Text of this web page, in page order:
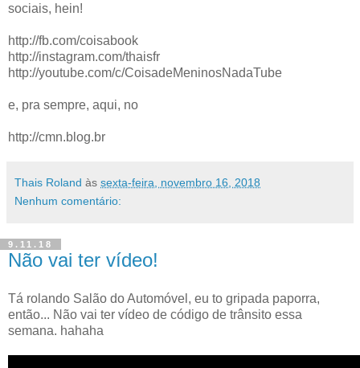
sociais, hein!
http://fb.com/coisabook
http://instagram.com/thaisfr
http://youtube.com/c/CoisadeMeninosNadaTube
e, pra sempre, aqui, no
http://cmn.blog.br
Thais Roland às sexta-feira, novembro 16, 2018
Nenhum comentário:
9.11.18
Não vai ter vídeo!
Tá rolando Salão do Automóvel, eu to gripada paporra,
então... Não vai ter vídeo de código de trânsito essa
semana. hahaha